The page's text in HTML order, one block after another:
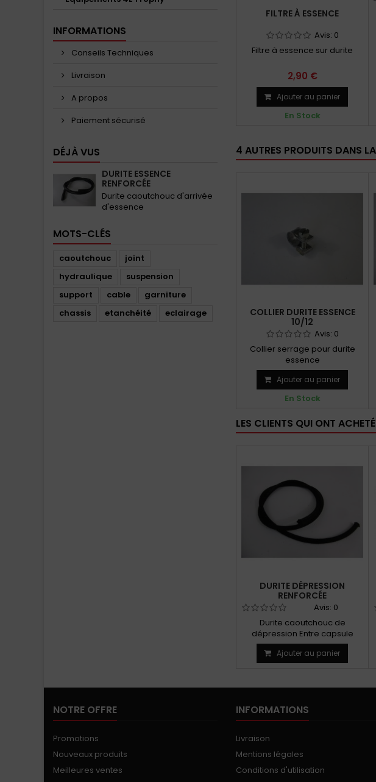
INFORMATIONS
Conseils Techniques
Livraison
A propos
Paiement sécurisé
DÉJÀ VUS
DURITE ESSENCE
RENFORCÉE
Durite caoutchouc d'arrivée
d'essence
MOTS-CLÉS
caoutchouc
joint
hydraulique
suspension
support
cable
garniture
chassis
etanchéité eclairage
FILTRE À ESSENCE
Avis: 0
Filtre à essence sur durite
2,90 €
Ajouter au panier
En Stock
4 AUTRES PRODUITS DANS
COLLIER DURITE ESSENCE
10/12
Avis: 0
Collier serrage pour durite
essence
Ajouter au panier
En Stock
LES CLIENTS QUI ONT
DURITE DÉPRESSION
RENFORCÉE
Avis: 0
Durite caoutchouc de
dépression Entre capsule
d'allumeur et carburateur
Ajouter au panier
NOTRE OFFRE
Promotions
Nouveaux produits
Meilleures ventes
INFORMATIONS
Livraison
Mentions légales
Conditions d'utilisation